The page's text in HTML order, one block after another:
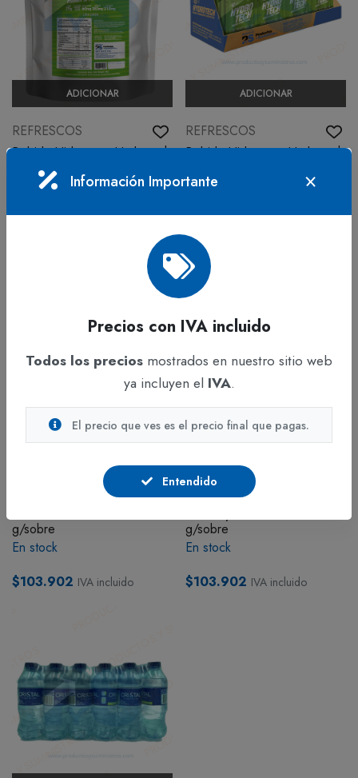
ADICIONAR
REFRESCOS
Bebida Hidratante Hydrotech
Lima Limón x 6 kg
En stock
$177.905 IVA incluido
ADICIONAR
REFRESCOS
Bebida Hidratante Hydrotech
g/sobre
$103.902
ADICIONAR
Bebida Hidratante Hydrotech
g/sobre
En stock
$103.902 IVA incluido
ADICIONAR
REFRESCOS
Bebida Hidratante Hydrotech
g/sobre
En stock
$103.902 IVA incluido
Información Importante
Precios con IVA incluido
Todos los precios mostrados en nuestro sitio web
ya incluyen el IVA.
El precio que ves es el precio final que pagas.
Entendido